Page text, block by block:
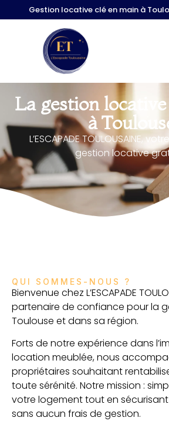
Gestion locative clé en main à
La gestion
à
L’ESCAPADE TOULOUSAINE,
gestion locative
QUI SOMMES-NOUS ?​
Bienvenue chez L’ESCAPADE
partenaire de confiance pour la
Toulouse et dans sa région.
Forts de notre expérience dans
location meublée, nous
propriétaires souhaitant
toute sérénité. Notre mission :
votre logement tout en
sans aucun frais de gestion.